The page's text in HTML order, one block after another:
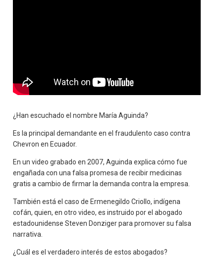
¿Han escuchado el nombre María Aguinda?
Es la principal demandante en el fraudulento caso contra
Chevron en Ecuador.
En un video grabado en 2007, Aguinda explica cómo fue
engañada con una falsa promesa de recibir medicinas
gratis a cambio de firmar la demanda contra la empresa.
También está el caso de Ermenegildo Criollo, indígena
cofán, quien, en otro video, es instruido por el abogado
estadounidense Steven Donziger para promover su falsa
narrativa.
¿Cuál es el verdadero interés de estos abogados?